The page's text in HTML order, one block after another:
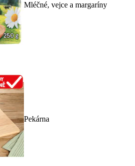
Mléčné, vejce a margaríny
Pekárna